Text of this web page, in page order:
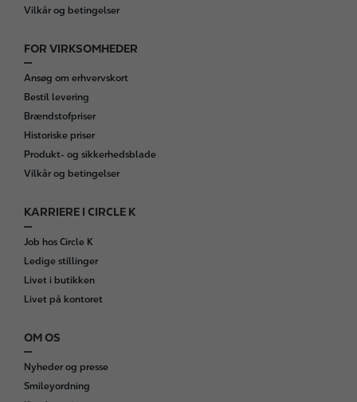
Vilkår og betingelser
FOR VIRKSOMHEDER
Ansøg om erhvervskort
Bestil levering
Brændstofpriser
Historiske priser
Produkt- og sikkerhedsblade
Vilkår og betingelser
KARRIERE I CIRCLE K
Job hos Circle K
Ledige stillinger
Livet i butikken
Livet på kontoret
OM OS
Nyheder og presse
Smileyordning